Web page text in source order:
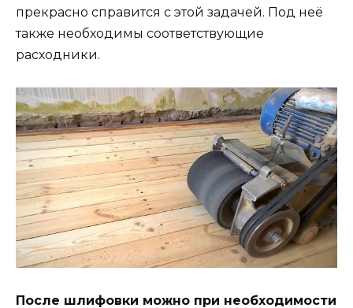
прекрасно справится с этой задачей. Под неё
также необходимы соответствующие
расходники.
После шлифовки можно при необходимости